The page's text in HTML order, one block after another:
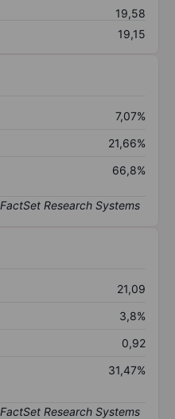
19,58
19,15
7,07%
21,66%
66,8%
21,09
3,8%
0,92
31,47%